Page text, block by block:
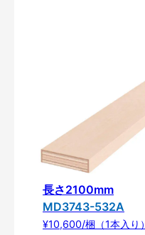
長さ2100mm
MD3743-532A
¥10,600/梱（1本入り）